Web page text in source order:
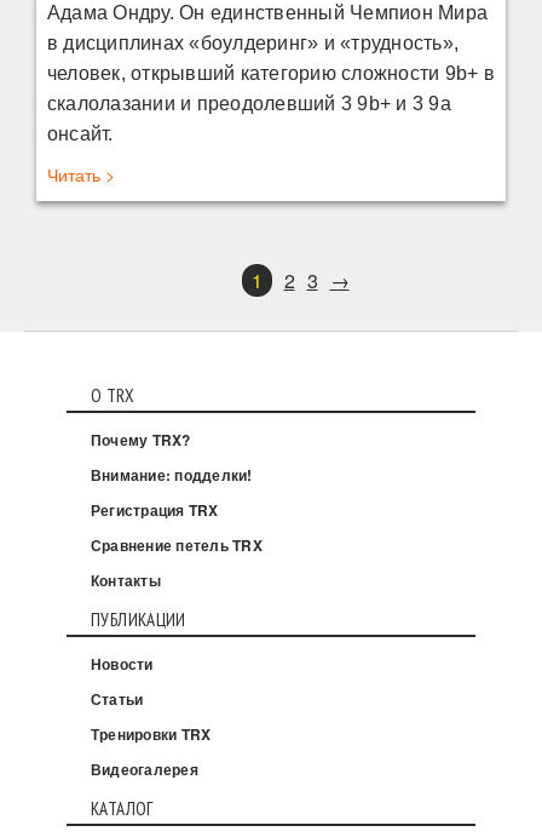
Адама Ондру. Он единственный Чемпион Мира
в дисциплинах «боулдеринг» и «трудность»,
человек, открывший категорию сложности 9b+ в
скалолазании и преодолевший 3 9b+ и 3 9а
онсайт.
Читать >
1 2 3 →
О TRX
Почему TRX?
Внимание: подделки!
Регистрация TRX
Сравнение петель TRX
Контакты
ПУБЛИКАЦИИ
Новости
Статьи
Тренировки TRX
Видеогалерея
КАТАЛОГ